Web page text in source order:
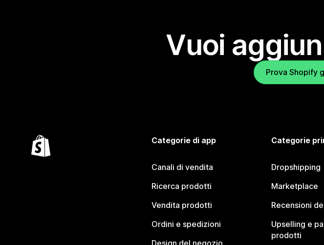
Vuoi
Prova Shopify
Categorie di app
Canali di vendita
Ricerca prodotti
Vendita prodotti
Ordini e spedizioni
Categorie
Dropshipping
Marketplace
Recensioni
Upselling e
prodotti